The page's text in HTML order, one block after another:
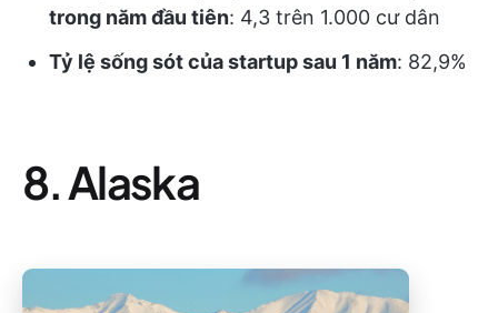
trong năm đầu tiên: 4,3 trên 1.000 cư dân
Tỷ lệ sống sót của startup sau 1 năm: 82,9%
8. Alaska